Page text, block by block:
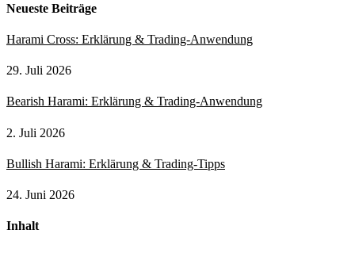
Neueste Beiträge
Harami Cross: Erklärung & Trading-Anwendung
29. Juli 2026
Bearish Harami: Erklärung & Trading-Anwendung
2. Juli 2026
Bullish Harami: Erklärung & Trading-Tipps
24. Juni 2026
Inhalt